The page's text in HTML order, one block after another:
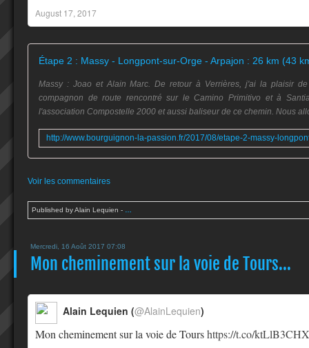
August 17, 2017
Massy : Joao et Alain Marc. De retour à Verrières, j'ai la plaisir
compagnon de route rencontré sur le Camino Primitivo et à
l'association Compostelle 2000 et aussi baliseur de ce chemin. Nous
Voir les commentaires
Published by Alain Lequien -
Mercredi, 16 Août 2017 07:08
Mon cheminement sur la voie de Tours...
Mon cheminement sur la voie de Tourshttps://t.co/
Alain Lequien (@AlainLequien)